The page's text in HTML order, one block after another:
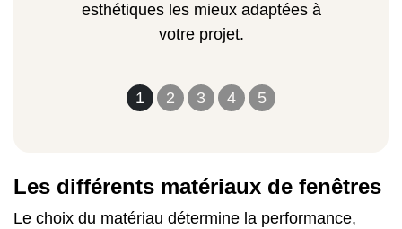
1 2 3 4 5
esthétiques les mieux adaptées à
votre projet.
Les différents matériaux de fenêtres
Le choix du matériau détermine la performance,